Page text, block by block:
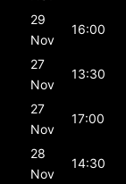
29
Nov
16:00
27
Nov
13:30
27
Nov
17:00
28
Nov
14:30